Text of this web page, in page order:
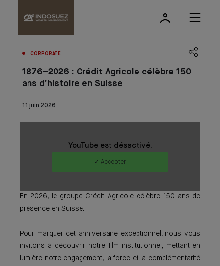
CORPORATE
1876–2026 : Crédit Agricole célèbre 150
ans d’histoire en Suisse
11 juin 2026
YouTube est désactivé.
✓ Accepter
En 2026, le groupe Crédit Agricole célèbre 150 ans de
présence en Suisse.
Pour marquer cet anniversaire exceptionnel, nous vous
invitons à découvrir notre film institutionnel, mettant en
lumière notre engagement, la force et la complémentarité